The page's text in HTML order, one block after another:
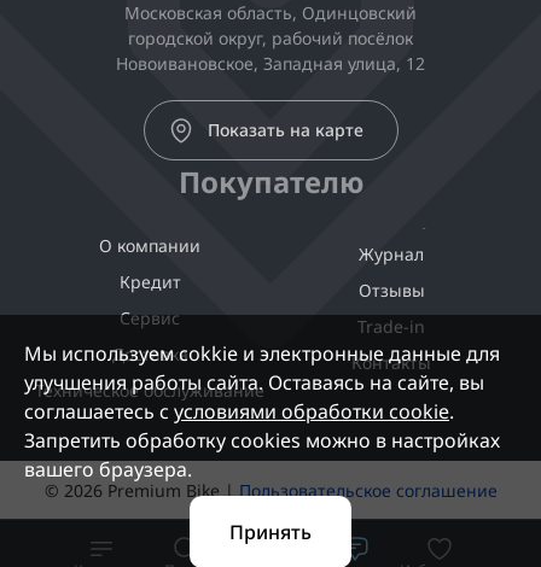
Московская область, Одинцовский
городской округ, рабочий посёлок
Новоивановское, Западная улица, 12
Показать на карте
Покупателю
О компании
Кредит
Сервис
Доставка
Техническое обслуживание
Журнал
Отзывы
Trade-in
Контакты
© 2026 Premium Bike |Пользовательское соглашение
Мы используем cokkie и электронные данные для
улучшения работы сайта. Оставаясь на сайте, вы
соглашаетесь с условиями обработки cookie.
Запретить обработку cookies можно в настройках
вашего браузера.
Принять